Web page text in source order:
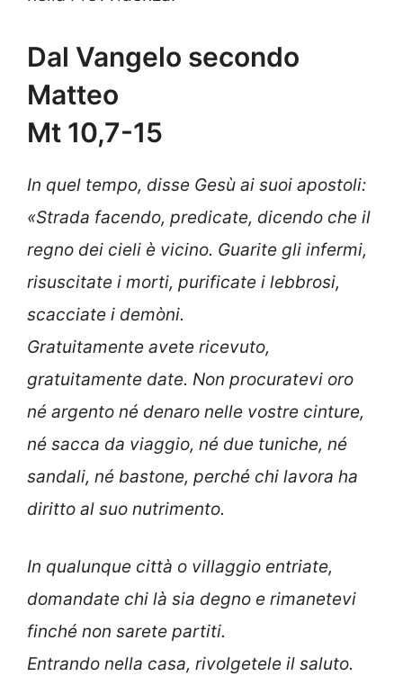
Dal Vangelo secondo
Matteo
Mt 10,7-15
In quel tempo, disse Gesù ai suoi apostoli:
«Strada facendo, predicate, dicendo che il
regno dei cieli è vicino. Guarite gli infermi,
risuscitate i morti, purificate i lebbrosi,
scacciate i demòni.
Gratuitamente avete ricevuto,
gratuitamente date. Non procuratevi oro
né argento né denaro nelle vostre cinture,
né sacca da viaggio, né due tuniche, né
sandali, né bastone, perché chi lavora ha
diritto al suo nutrimento.
In qualunque città o villaggio entriate,
domandate chi là sia degno e rimanetevi
finché non sarete partiti.
Entrando nella casa, rivolgetele il saluto.